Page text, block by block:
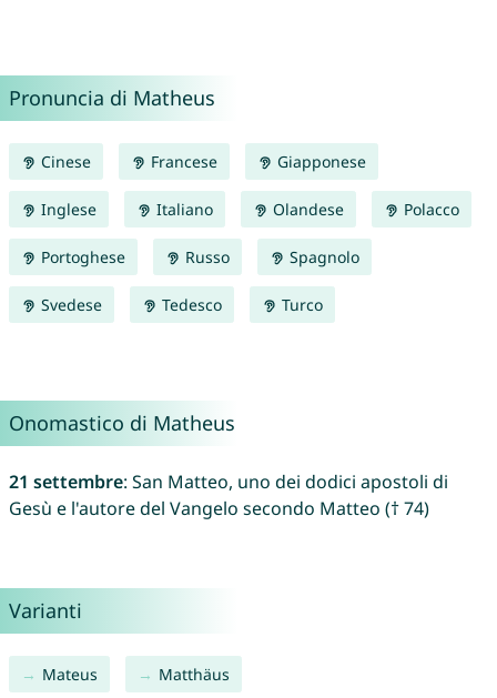
Pronuncia di Matheus
Cinese Francese Giapponese
Inglese Italiano Olandese Polacco
Portoghese Russo Spagnolo
Svedese Tedesco Turco
Onomastico di Matheus
21 settembre: San Matteo, uno dei dodici apostoli di
Gesù e l'autore del Vangelo secondo Matteo († 74)
Varianti
Mateus Matthäus